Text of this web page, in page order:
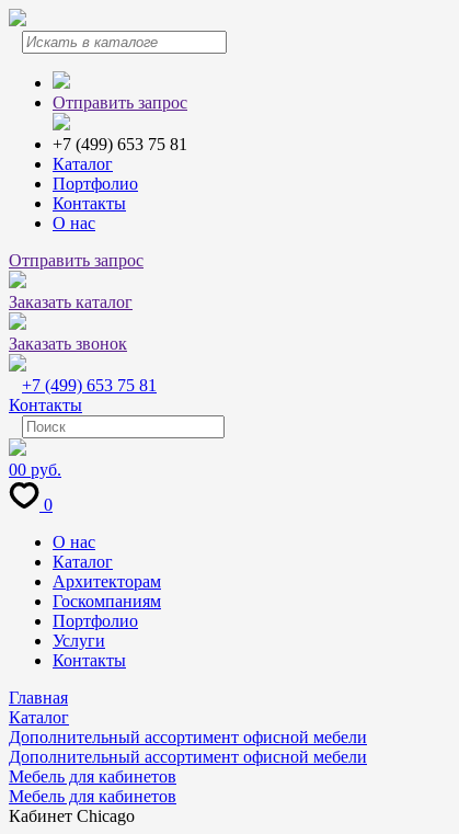
Отправить запрос
+7 (499) 653 75 81
Каталог
Портфолио
Контакты
О нас
Отправить запрос
Заказать каталог
Заказать звонок
+7 (499) 653 75 81
Контакты
00 руб.
0
О нас
Каталог
Архитекторам
Госкомпаниям
Портфолио
Услуги
Контакты
Главная
Каталог
Дополнительный ассортимент офисной мебели
Дополнительный ассортимент офисной мебели
Мебель для кабинетов
Мебель для кабинетов
Кабинет Chicago